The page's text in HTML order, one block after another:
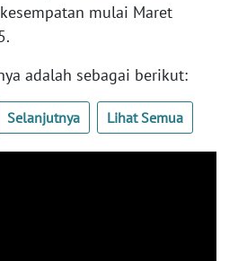
mulai Maret
adalah sebagai berikut:
Selanjutnya Lihat Semua